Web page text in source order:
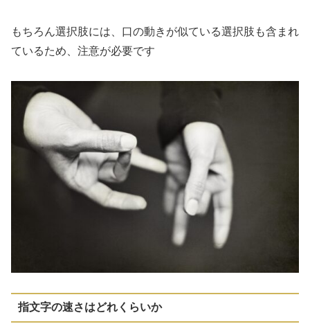
もちろん選択肢には、口の動きが似ている選択肢も含まれ
ているため、注意が必要です
指文字の速さはどれくらいか